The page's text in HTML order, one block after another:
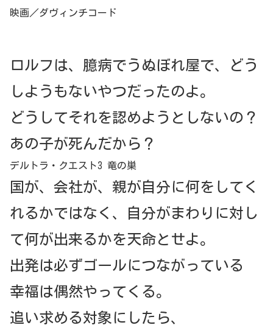
映画／ダヴィンチコード
ロルフは、臆病でうぬぼれ屋で、どう
しようもないやつだったのよ。
どうしてそれを認めようとしないの？
あの子が死んだから？
デルトラ・クエスト3 竜の巣
国が、会社が、親が自分に何をしてく
れるかではなく、自分がまわりに対し
て何が出来るかを天命とせよ。
出発は必ずゴールにつながっている
幸福は偶然やってくる。
追い求める対象にしたら、